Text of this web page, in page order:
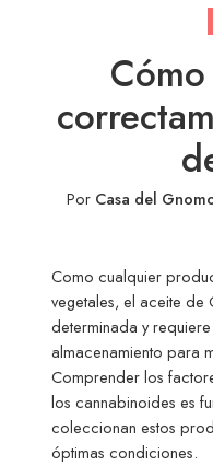
Por Casa del
Como cualquier
vegetales, el aceite de
determinada y
almacenamiento para
Comprender los
los cannabinoides es
coleccionan estos
óptimas condiciones.